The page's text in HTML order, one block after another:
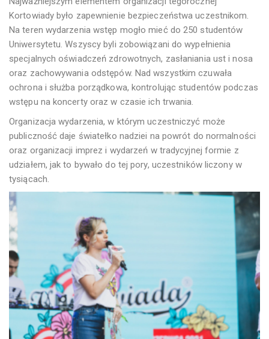
Kortowiady było zapewnienie bezpieczeństwa uczestnikom.
Na teren wydarzenia wstęp mogło mieć do 250 studentów
Uniwersytetu. Wszyscy byli zobowiązani do wypełnienia
specjalnych oświadczeń zdrowotnych, zasłaniania ust i nosa
oraz zachowywania odstępów. Nad wszystkim czuwała
ochrona i służba porządkowa, kontrolując studentów podczas
wstępu na koncerty oraz w czasie ich trwania.
Organizacja wydarzenia, w którym uczestniczyć może
publiczność daje światełko nadziei na powrót do normalności
oraz organizacji imprez i wydarzeń w tradycyjnej formie z
udziałem, jak to bywało do tej pory, uczestników liczony w
tysiącach.